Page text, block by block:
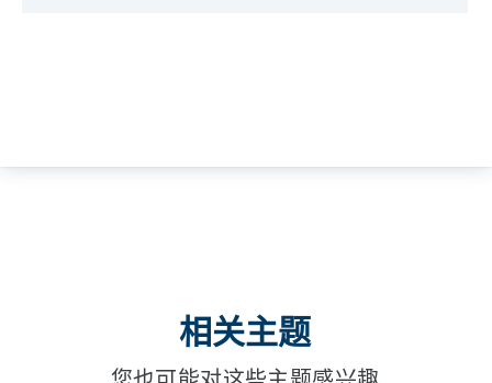
相关主题